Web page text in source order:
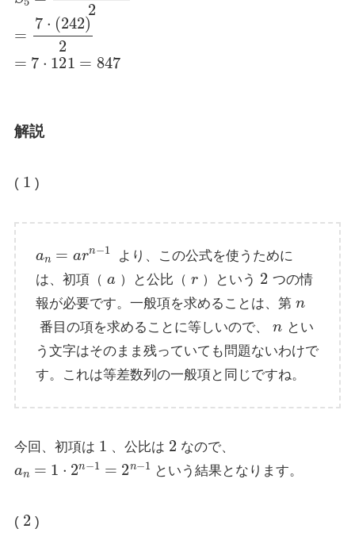
⋅( 242)2
7⋅121=847
解説
(
1
)
−1
より、この公式を使うために
は、初項（
）と公比（ ）という
2
つの情
報が必要です。一般項を求めることは、第
番目の項を求めることに等しいので、
とい
う文字はそのまま残っていても問題ないわけで
す。これは等差数列の一般項と同じですね。
今回、初項は
1
、公比は
2
なので、
⋅2 n−1 = −1
という結果となります。
(
2
)